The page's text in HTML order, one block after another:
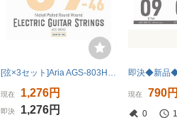
[弦×3セット]Aria AGS-803HB×1パック(計3セット) エレキ弦3セットパック 09-46 エレキギター弦
現在 1,276円
即決 1,276円
現在 790円
0